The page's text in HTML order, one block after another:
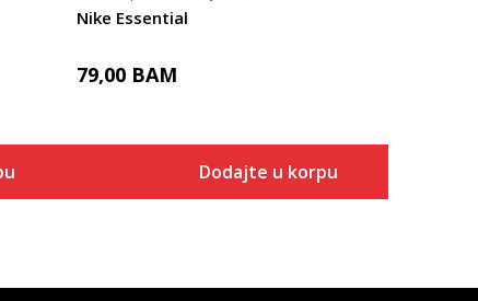
Nike Essential
79,00 BAM
Dodajte u korpu